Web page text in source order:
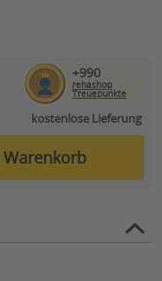
+990
rehashop
Treuepunkte
kostenlose Lieferung
Warenkorb